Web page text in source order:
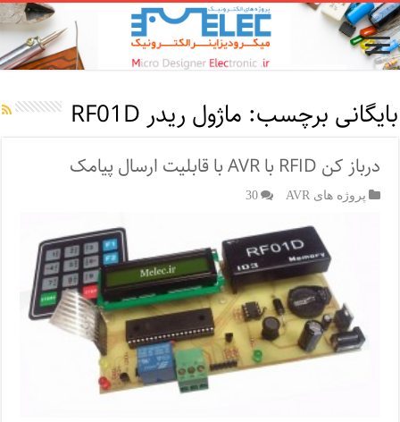
بایگانی برچسب: ماژول ریدر RF01D
درباز کن RFID با AVR با قابلیت ارسال پیامک
پروژه های AVR 30